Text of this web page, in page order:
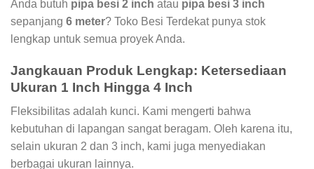
Anda butuh pipa besi 2 inch atau pipa besi 3 inch
sepanjang 6 meter? Toko Besi Terdekat punya stok
lengkap untuk semua proyek Anda.
Jangkauan Produk Lengkap: Ketersediaan
Ukuran 1 Inch Hingga 4 Inch
Fleksibilitas adalah kunci. Kami mengerti bahwa
kebutuhan di lapangan sangat beragam. Oleh karena itu,
selain ukuran 2 dan 3 inch, kami juga menyediakan
berbagai ukuran lainnya.